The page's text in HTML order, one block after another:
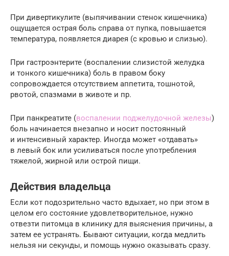
При дивертикулите (выпячивании стенок кишечника)
ощущается острая боль справа от пупка, повышается
температура, появляется диарея (с кровью и слизью).
При гастроэнтерите (воспалении слизистой желудка
и тонкого кишечника) боль в правом боку
сопровождается отсутствием аппетита, тошнотой,
рвотой, спазмами в животе и пр.
При панкреатите (воспалении поджелудочной железы)
боль начинается внезапно и носит постоянный
и интенсивный характер. Иногда может «отдавать»
в левый бок или усиливаться после употребления
тяжелой, жирной или острой пищи.
Действия владельца
Если кот подозрительно часто вдыхает, но при этом в
целом его состояние удовлетворительное, нужно
отвезти питомца в клинику для выяснения причины, а
затем ее устранять. Бывают ситуации, когда медлить
нельзя ни секунды, и помощь нужно оказывать сразу.